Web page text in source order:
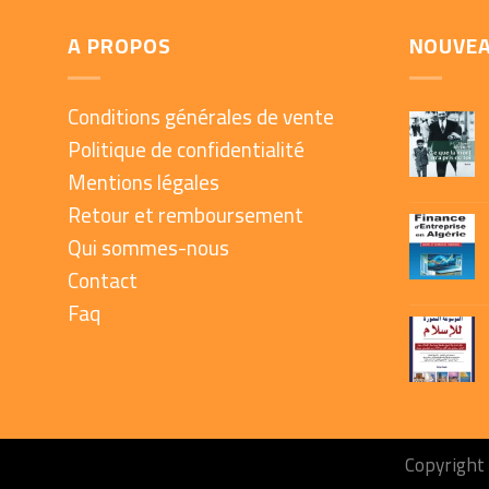
A PROPOS
Conditions générales de vente
Politique de confidentialité
Mentions légales
Retour et remboursement
Qui sommes-nous
Contact
Faq